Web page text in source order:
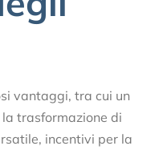
vantaggi, tra cui un
trasformazione di
incentivi per la